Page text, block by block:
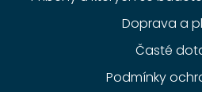
Doprava a
Časté
Podmínky